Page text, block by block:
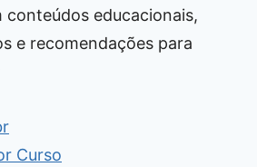
conteúdos educacionais,
e recomendações para
Curso